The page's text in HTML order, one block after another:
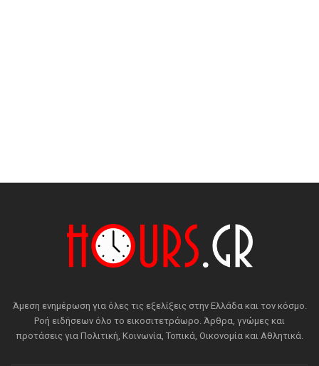
Άμεση ενημέρωση για όλες τις εξελίξεις στην Ελλάδα και τον κόσμο.
Ροή ειδήσεων όλο το εικοσιτετράωρο. Άρθρα, γνώμες και
προτάσεις για Πολιτική, Κοινωνία, Τοπικά, Οικονομία και Αθλητικά.